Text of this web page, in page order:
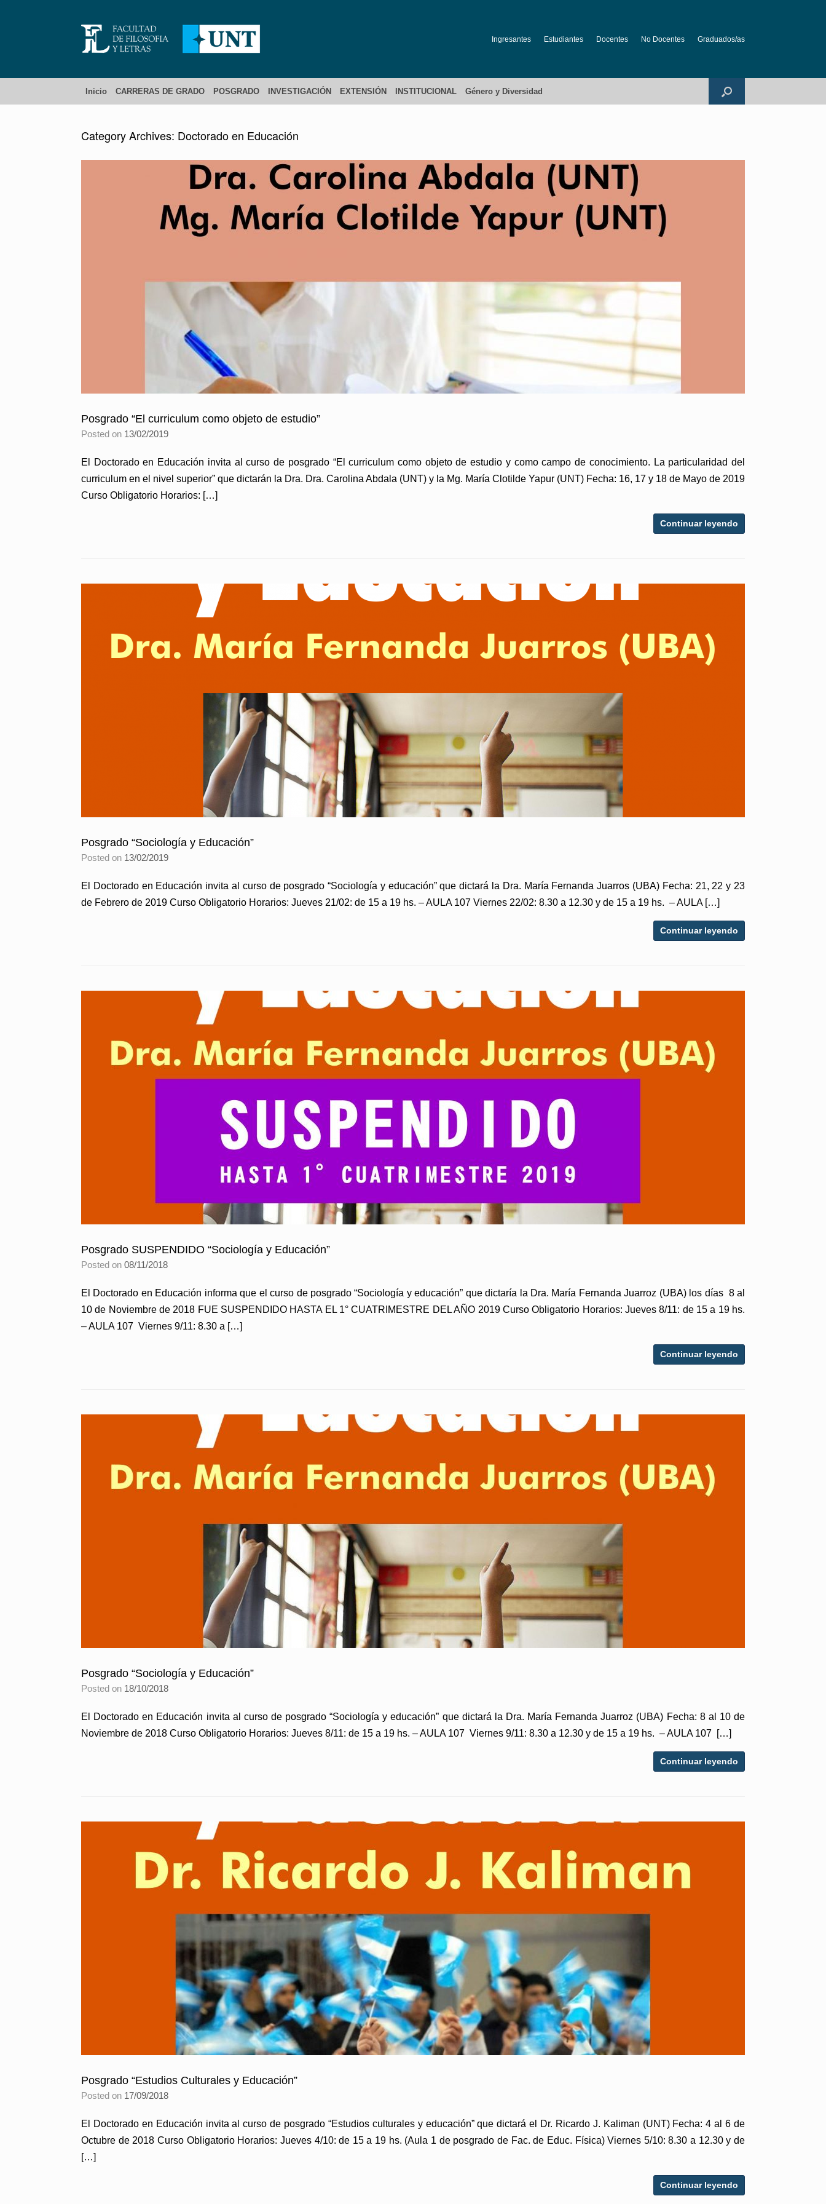
Ingresantes Estudiantes Docentes No Docentes Graduados/as
Inicio CARRERAS DE GRADO POSGRADO INVESTIGACIÓN EXTENSIÓN INSTITUCIONAL Género y Diversidad
Category Archives: Doctorado en Educación
Posgrado “El curriculum como objeto de estudio”
Posted on 13/02/2019
El Doctorado en Educación invita al curso de posgrado “El curriculum como objeto de estudio y como campo de conocimiento. La particularidad del
curriculum en el nivel superior” que dictarán la Dra. Dra. Carolina Abdala (UNT) y la Mg. María Clotilde Yapur (UNT) Fecha: 16, 17 y 18 de Mayo de 2019
Curso Obligatorio Horarios: […]
Continuar leyendo
Posgrado “Sociología y Educación”
Posted on 13/02/2019
El Doctorado en Educación invita al curso de posgrado “Sociología y educación” que dictará la Dra. María Fernanda Juarros (UBA) Fecha: 21, 22 y 23
de Febrero de 2019 Curso Obligatorio Horarios: Jueves 21/02: de 15 a 19 hs. – AULA 107 Viernes 22/02: 8.30 a 12.30 y de 15 a 19 hs. – AULA […]
Continuar leyendo
Posgrado SUSPENDIDO “Sociología y Educación”
Posted on 08/11/2018
El Doctorado en Educación informa que el curso de posgrado “Sociología y educación” que dictaría la Dra. María Fernanda Juarroz (UBA) los días 8 al
10 de Noviembre de 2018 FUE SUSPENDIDO HASTA EL 1° CUATRIMESTRE DEL AÑO 2019 Curso Obligatorio Horarios: Jueves 8/11: de 15 a 19 hs.
– AULA 107 Viernes 9/11: 8.30 a […]
Continuar leyendo
Posgrado “Sociología y Educación”
Posted on 18/10/2018
El Doctorado en Educación invita al curso de posgrado “Sociología y educación” que dictará la Dra. María Fernanda Juarroz (UBA) Fecha: 8 al 10 de
Noviembre de 2018 Curso Obligatorio Horarios: Jueves 8/11: de 15 a 19 hs. – AULA 107 Viernes 9/11: 8.30 a 12.30 y de 15 a 19 hs. – AULA 107 […]
Continuar leyendo
Posgrado “Estudios Culturales y Educación”
Posted on 17/09/2018
El Doctorado en Educación invita al curso de posgrado “Estudios culturales y educación” que dictará el Dr. Ricardo J. Kaliman (UNT) Fecha: 4 al 6 de
Octubre de 2018 Curso Obligatorio Horarios: Jueves 4/10: de 15 a 19 hs. (Aula 1 de posgrado de Fac. de Educ. Física) Viernes 5/10: 8.30 a 12.30 y de
[…]
Continuar leyendo